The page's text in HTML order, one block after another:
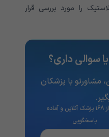
را مورد بررسی قرار
سوالی داری؟
مشاورتو با پزشکان
بیش از ۱۶۸ پزشک آنلاین و آماده
پاسخگویی